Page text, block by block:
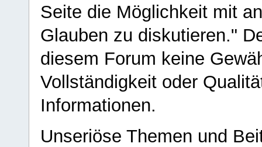
Seite die Möglichkeit mit
Glauben zu diskutieren."
diesem Forum keine
Vollständigkeit oder
Informationen.
Unseriöse Themen und